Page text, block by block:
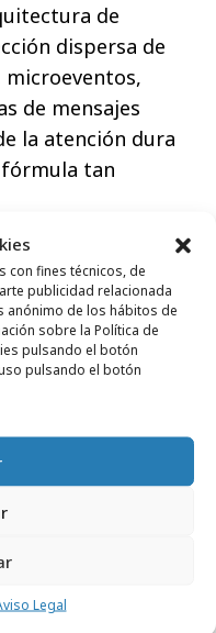
con fines técnicos, de
publicidad relacionada
anónimo de los hábitos de
sobre la Política de
pulsando el botón
pulsando el botón
Legal
de
dispersa de
microeventos,
de mensajes
la atención dura
tan
se ha convertido
modas, existe el
en círculos
prácticas
parecen
Alimentar
conciben.
de obtener
hoy abundan en